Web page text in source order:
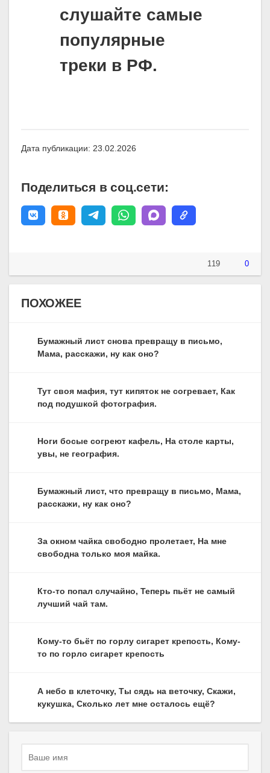
слушайте самые
популярные
треки в РФ.
Дата публикации: 23.02.2026
Поделиться в соц.сети:
119 0
ПОХОЖЕЕ
Бумажный лист снова превращу в письмо,
Мама, расскажи, ну как оно?
Тут своя мафия, тут кипяток не согревает, Как
под подушкой фотография.
Ноги босые согреют кафель, На столе карты,
увы, не география.
Бумажный лист, что превращу в письмо, Мама,
расскажи, ну как оно?
За окном чайка свободно пролетает, На мне
свободна только моя майка.
Кто-то попал случайно, Теперь пьёт не самый
лучший чай там.
Кому-то бьёт по горлу сигарет крепость, Кому-
то по горло сигарет крепость
А небо в клеточку, Ты сядь на веточку, Скажи,
кукушка, Сколько лет мне осталось ещё?